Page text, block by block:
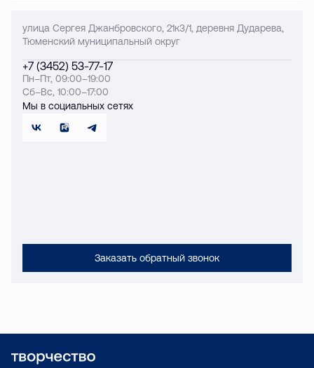
улица Сергея Джанбровского, 21к3/1, деревня Дударева,
Тюменский муниципальный округ
+7 (3452) 53-77-17
Пн–Пт, 09:00–19:00
Сб–Вс, 10:00–17:00
Мы в социальных сетях
Заказать обратный звонок